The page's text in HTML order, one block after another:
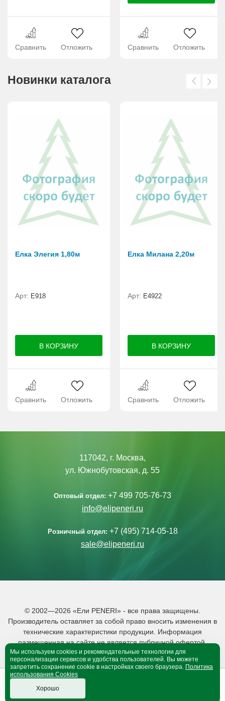
0
Сравнить Отложить Сравнить Отложить
Новинки каталога
Елка Элегия 1,80м
Арт: E918
Сравнить Отложить
Елка Милана 2,20м
Арт: Е4922
Сравнить Отложить
117042, г. Москва,
ул. Южнобутовская, д. 55
Оптовый отдел: +7 499 705-76-73
info@elipeneri.ru
Розничный отдел: +7 (495) 714-05-18
sale@elipeneri.ru
© 2002—2026 «Ели PENERI» - все права защищены.
Производитель оставляет за собой право вносить изменения в
технические характеристики продукции. Информация
размещенная на сайте не является публичной офертой.
Политика обработки персональных данных
Мы используем cookies и рекомендательные технологии для
персонализации сервисов и удобства пользователей. Вы можете
запретить сохранение cookie в настройках своего браузера. Политика
использования Cookies
Хорошо